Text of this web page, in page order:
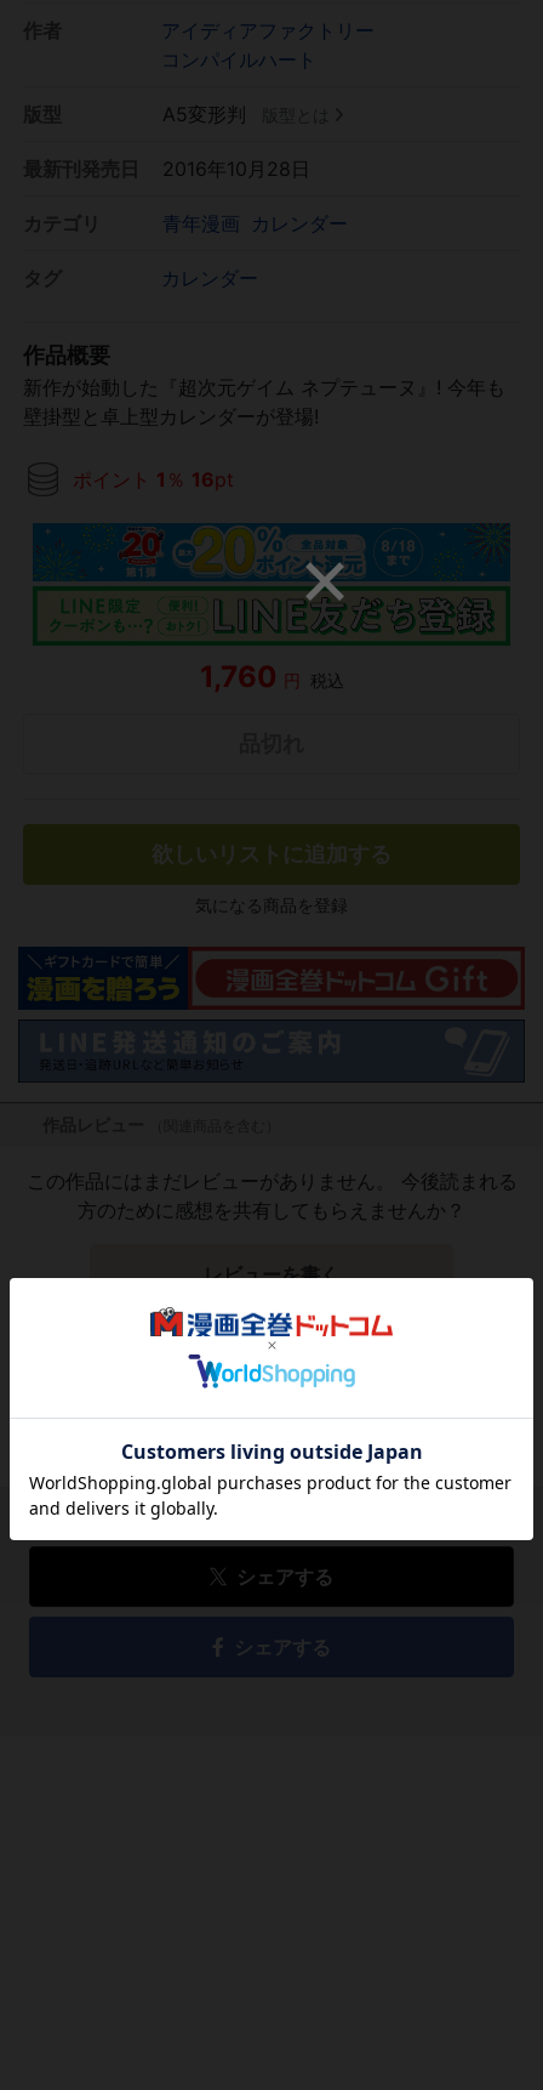
アイディアファクトリー
コンパイルハート
A5変形判
2016年10月28日
青年漫画 カレンダー
カレンダー
作品概要
新作が始動した『超次元ゲイム ネプテューヌ』! 今年も
壁掛型と卓上型カレンダーが登場!
ポイント 1 ％ 16pt
1,760 円 税込
欲しいリストに追加する
気になる商品を登録
この作品にはまだレビューがありません。 今後読まれる
方のために感想を共有してもらえませんか？
レビューを書く
1,760
品切れ
シェアする
シェアする